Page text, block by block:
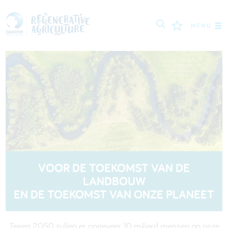
MENU
BESTE PRAKTIJKEN
ROMÂNĂ
POLSKI NEDERLANDS FRANÇAIS
VOOR DE TOEKOMST VAN DE
LANDBOUW
EN DE TOEKOMST VAN ONZE PLANEET